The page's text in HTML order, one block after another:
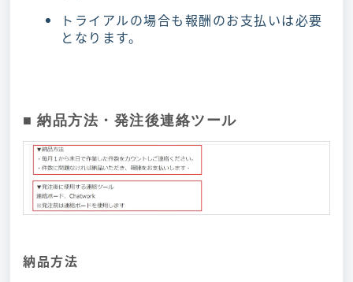
トライアルの場合も報酬のお支払いは必要
となります。
■ 納品方法・発注後連絡ツール
納品方法